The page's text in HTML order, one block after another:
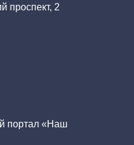
проспект, 2
портал «Наш